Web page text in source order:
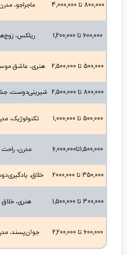
ماجراجو، 800,000 تا 4,000,000
ریلکس، 600,000 تا 1,200,000
هنری، عاشق 500,000 تا 2,500,000
شیرینی‌دوست، 800,000 تا 2,500,000
تکنولوژیک، 500,000 تا 1,000,000
مدرن، راحت‌ 1,500,000تا6,000,000
خلاق، 350,000 تا 2000,000
هنری، خلاق 300,000 تا 1,500,000
جوان‌پسند، 600,000 تا 2,200,000